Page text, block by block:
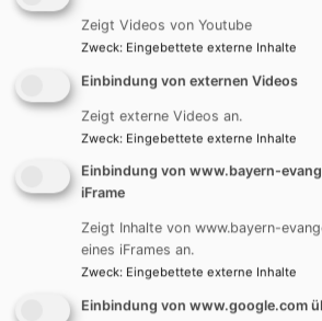
Weltentdecker | Kompakt -
Beratung | Supervision für Eltern -
Basare - Aktionen -
Engagement - Mach mit! |
| Frauen mitten im Leben | Familie
Zeigt Videos von Youtube
Zweck: Eingebettete externe Inhalte
Einbindung von externen Videos
Zeigt externe Videos an.
Zweck: Eingebettete externe Inhalte
Einbindung von www.bayern-
iFrame
Zeigt Inhalte von www.bayern-
eines iFrames an.
Zweck: Eingebettete externe Inhalte
Einbindung von www.google.com